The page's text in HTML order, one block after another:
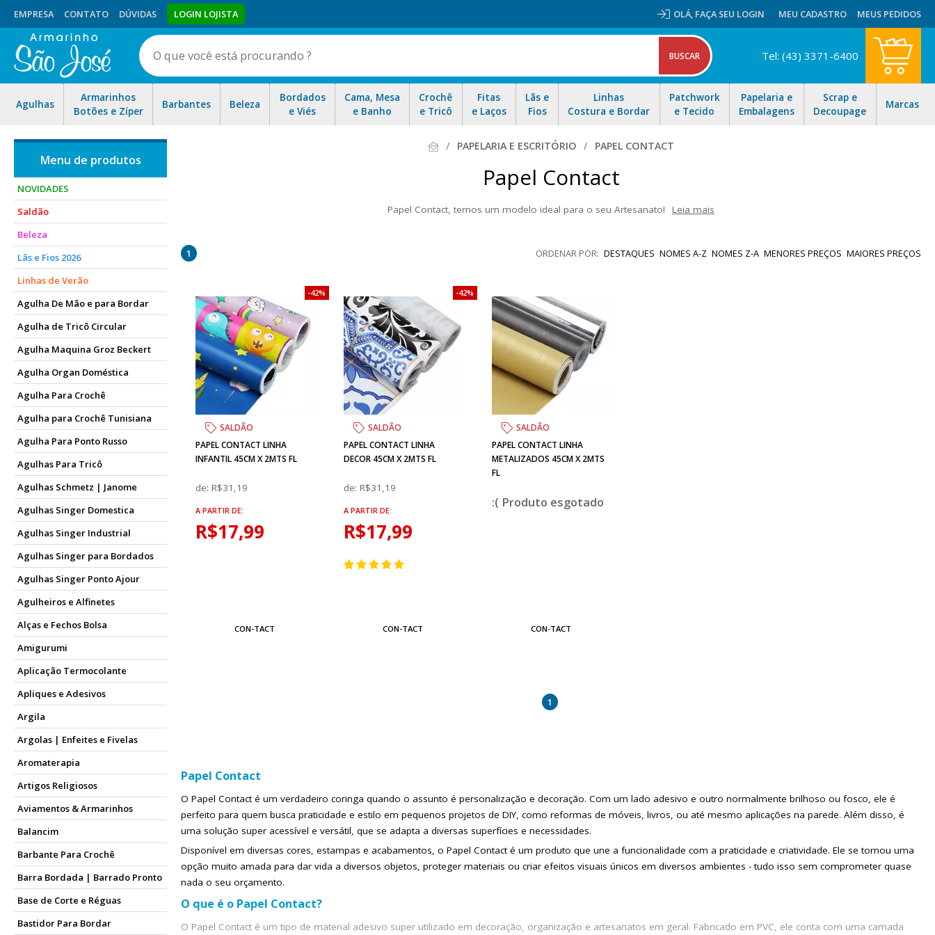
OLÁ, FAÇA SEU LOGIN
EMPRESA CONTATO DÚVIDAS LOGIN LOJISTA MEU CADASTRO MEUS PEDIDOS
Agulhas
Armarinhos
Botões e Zíper
Barbantes Beleza
Bordados
e Viés
Cama, Mesa
e Banho
Crochê
e Tricô
Fitas
e Laços
Lãs e
Fios
Linhas
Costura e Bordar
Patchwork
e Tecido
Papelaria e
Embalagens
Scrap e
Decoupage
Marcas
Tel: (43) 3371-6400
NOVIDADES
Saldão
Beleza
Lãs e Fios 2026
Linhas de Verão
Agulha De Mão e para Bordar
Agulha de Tricô Circular
Agulha Maquina Groz Beckert
Agulha Organ Doméstica
Agulha Para Crochê
Agulha para Crochê Tunisiana
Agulha Para Ponto Russo
Agulhas Para Tricô
Agulhas Schmetz | Janome
Agulhas Singer Domestica
Agulhas Singer Industrial
Agulhas Singer para Bordados
Agulhas Singer Ponto Ajour
Agulheiros e Alfinetes
Alças e Fechos Bolsa
Amigurumi
Aplicação Termocolante
Apliques e Adesivos
Argila
Argolas | Enfeites e Fivelas
Aromaterapia
Artigos Religiosos
Aviamentos & Armarinhos
Balancim
Barbante Para Crochê
Barra Bordada | Barrado Pronto
Base de Corte e Réguas
Bastidor Para Bordar
PAPELARIA E ESCRITÓRIO PAPEL CONTACT
Papel Contact
Papel Contact, temos um modelo ideal para o seu Artesanato!
Leia mais
imaginação pedir. Aproveite as ofertas e nosso envio rápido para todo Brasil
DESTAQUES NOMES A-Z NOMES Z-A MENORES PREÇOS MAIORES PREÇOS
1
SALDÃO
PAPEL CONTACT LINHA
INFANTIL 45CM X 2MTS FL
de:R$31,19
A PARTIR DE:
R$17,99
42%
CON-TACT
SALDÃO
PAPEL CONTACT LINHA
DECOR 45CM X 2MTS FL
de:R$31,19
A PARTIR DE:
R$17,99
42%
CON-TACT
SALDÃO
PAPEL CONTACT LINHA
METALIZADOS 45CM X 2MTS
FL
esgotado
CON-TACT
1
Papel Contact
O Papel Contact é um verdadeiro coringa quando o assunto é personalização e decoração. Com um lado adesivo e outro normalmente brilhoso ou fosco, ele é
perfeito para quem busca praticidade e estilo em pequenos projetos de DIY, como reformas de móveis, livros, ou até mesmo aplicações na parede. Além disso, é
uma solução super acessível e versátil, que se adapta a diversas superfícies e necessidades.
Disponível em diversas cores, estampas e acabamentos, o Papel Contact é um produto que une a funcionalidade com a praticidade e criatividade. Ele se tornou uma
opção muito amada para dar vida a diversos objetos, proteger materiais ou criar efeitos visuais únicos em diversos ambientes - tudo isso sem comprometer quase
nada o seu orçamento.
O que é o Papel Contact?
O Papel Contact é um tipo de material adesivo super utilizado em decoração, organização e artesanatos em geral. Fabricado em PVC, ele conta com uma camada